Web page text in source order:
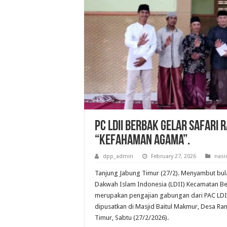
PC LDII Berbak Gelar Safari
“Kefahaman Agama”.
dpp_admin February 27, 2026
Tanjung Jabung Timur (27/2). Menyambut
Dakwah Islam Indonesia (LDII) Kecamatan
merupakan pengajian gabungan dari PAC
dipusatkan di Masjid Baitul Makmur, Desa
Timur, Sabtu (27/2/2026).